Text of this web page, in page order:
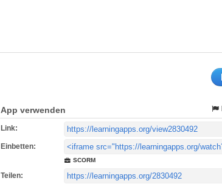
App verwenden
Link:
Einbetten:
SCORM
Teilen: